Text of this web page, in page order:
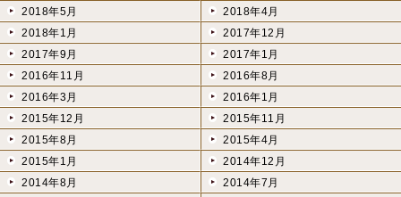
2018年5月
2018年4月
2018年1月
2017年12月
2017年9月
2017年1月
2016年11月
2016年8月
2016年3月
2016年1月
2015年12月
2015年11月
2015年8月
2015年4月
2015年1月
2014年12月
2014年8月
2014年7月